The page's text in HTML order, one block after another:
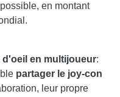
en montant
d'oeil en multijoueur:
partager le joy-con
leur propre